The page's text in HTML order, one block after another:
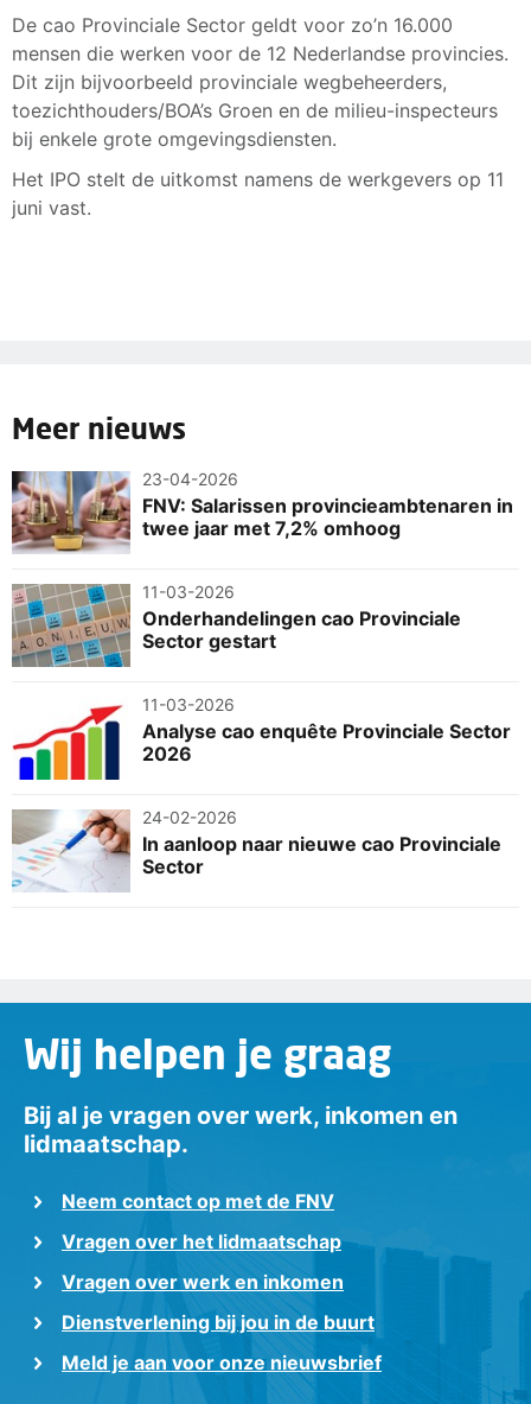
De cao Provinciale Sector geldt voor zo’n 16.000
mensen die werken voor de 12 Nederlandse provincies.
Dit zijn bijvoorbeeld provinciale wegbeheerders,
toezichthouders/BOA’s Groen en de milieu-inspecteurs
bij enkele grote omgevingsdiensten.
Het IPO stelt de uitkomst namens de werkgevers op 11
juni vast.
Meer nieuws
23-04-2026
FNV: Salarissen provincieambtenaren in
twee jaar met 7,2% omhoog
11-03-2026
Onderhandelingen cao Provinciale
Sector gestart
11-03-2026
Analyse cao enquête Provinciale Sector
2026
24-02-2026
In aanloop naar nieuwe cao Provinciale
Sector
Wij helpen je graag
Bij al je vragen over werk, inkomen en
lidmaatschap.
Neem contact op met de FNV
Vragen over het lidmaatschap
Vragen over werk en inkomen
Dienstverlening bij jou in de buurt
Meld je aan voor onze nieuwsbrief